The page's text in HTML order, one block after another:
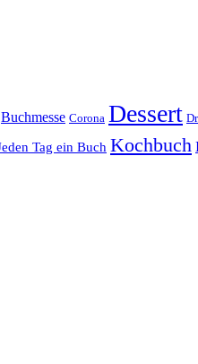
Buchmesse Corona Dessert
Tag ein Buch Kochbuch